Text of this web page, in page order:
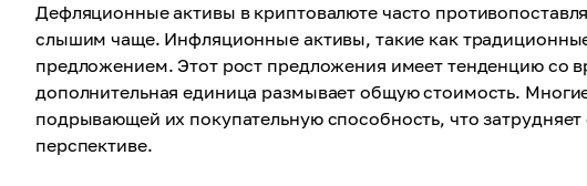
Дефляционные активы в криптовалюте часто
слышим чаще. Инфляционные активы, такие как
предложением. Этот рост предложения имеет тенденцию со
дополнительная единица размывает общую стоимость.
подрывающей их покупательную способность, что
перспективе.